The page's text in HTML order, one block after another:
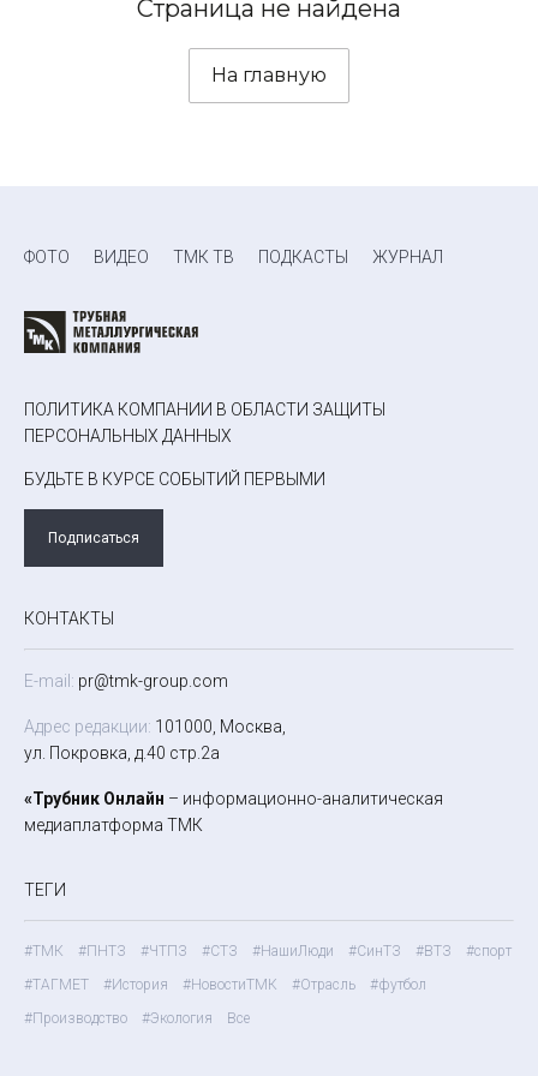
Страница не найдена
На главную
ФОТО ВИДЕО ТМК ТВ ПОДКАСТЫ ЖУРНАЛ
ПОЛИТИКА КОМПАНИИ В ОБЛАСТИ ЗАЩИТЫ
ПЕРСОНАЛЬНЫХ ДАННЫХ
БУДЬТЕ В КУРСЕ СОБЫТИЙ ПЕРВЫМИ
Подписаться
КОНТАКТЫ
E-mail: pr@tmk-group.com
Адрес редакции: 101000, Москва,
ул. Покровка, д.40 стр.2а
«Трубник Онлайн – информационно-аналитическая
медиаплатформа ТМК
ТЕГИ
#ТМК #ПНТЗ #ЧТПЗ #СТЗ #НашиЛюди #СинТЗ #ВТЗ
#спорт
#ТАГМЕТ
#История #НовостиТМК #Отрасль
#футбол
#Производство
#Экология Все